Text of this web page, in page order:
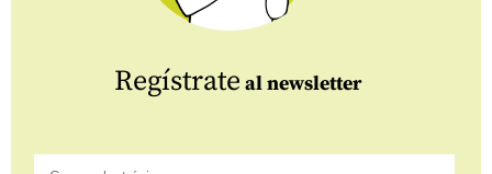
Regístrate al newsletter